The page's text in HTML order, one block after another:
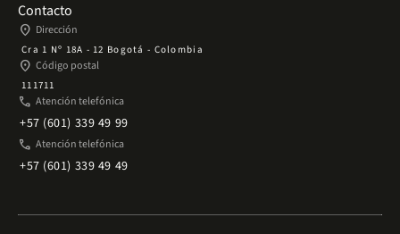
Contacto
place Dirección
Cra 1 Nº 18A - 12 Bogotá - Colombia
place Código postal
111711
phone Atención telefónica
+57 (601) 339 49 99
phone Atención telefónica
+57 (601) 339 49 49